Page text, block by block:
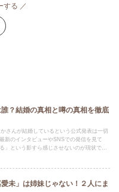
する
誰？結婚の真相と噂の真相を徹底
さんが結婚しているという公式発表は一切
新のインタビューやSNSでの発信を見て
」という影すら感じさせないのが現状で
愛未」は姉妹じゃない！２人にま